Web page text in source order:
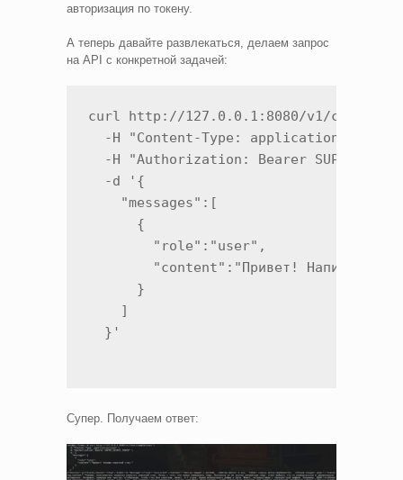
авторизация по токену.
А теперь давайте развлекаться, делаем запрос
на API с конкретной задачей:
curl http://127.0.0.1:8080/v1/chat/
  -H "Content-Type: application/json" \
-H "Authorization: Bearer
  -d '{
    "messages":[
      {
        "role":"user",
"content":"Привет! Напиши
      }
    ]
  }'
Супер. Получаем ответ: